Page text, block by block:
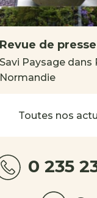
Revue de presse
Savi Paysage dans
Normandie
Toutes nos
0 235